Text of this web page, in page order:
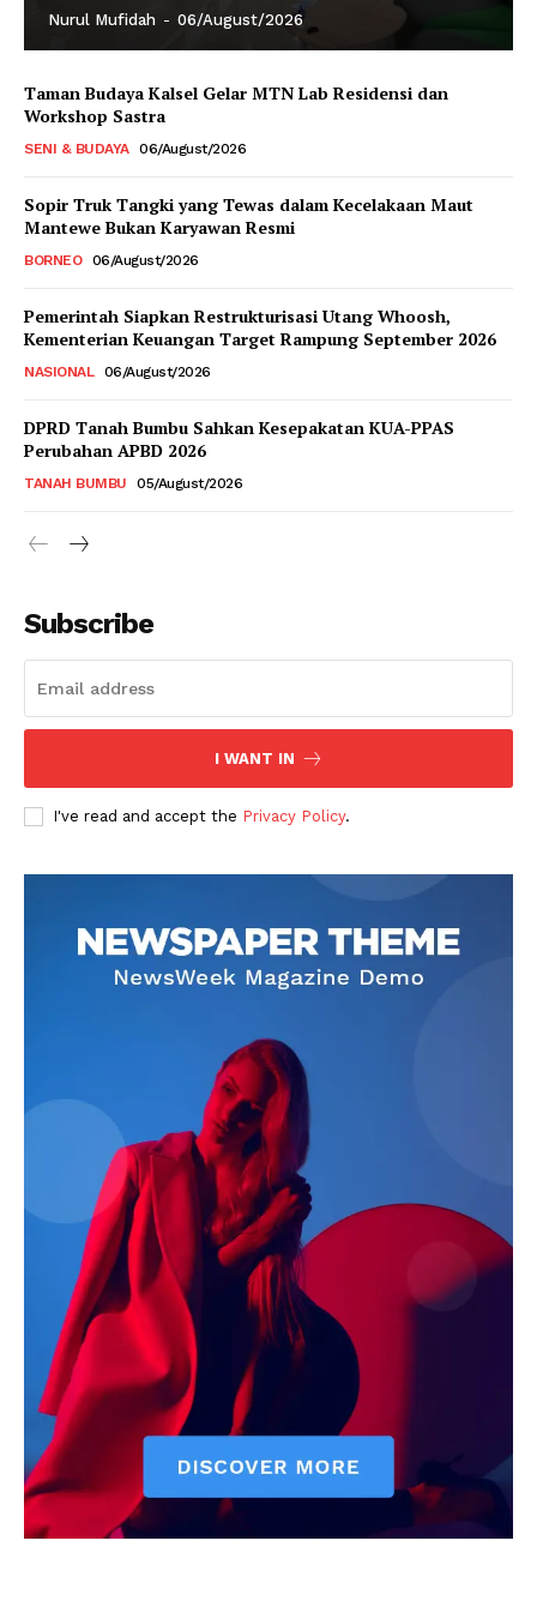
Nurul Mufidah - 06/August/2026
Taman Budaya Kalsel Gelar MTN Lab Residensi dan
Workshop Sastra
SENI & BUDAYA 06/August/2026
Sopir Truk Tangki yang Tewas dalam Kecelakaan Maut
Mantewe Bukan Karyawan Resmi
BORNEO 06/August/2026
Pemerintah Siapkan Restrukturisasi Utang Whoosh,
Kementerian Keuangan Target Rampung September 2026
NASIONAL 06/August/2026
DPRD Tanah Bumbu Sahkan Kesepakatan KUA-PPAS
Perubahan APBD 2026
TANAH BUMBU 05/August/2026
Subscribe
I WANT IN
I've read and accept the Privacy Policy.